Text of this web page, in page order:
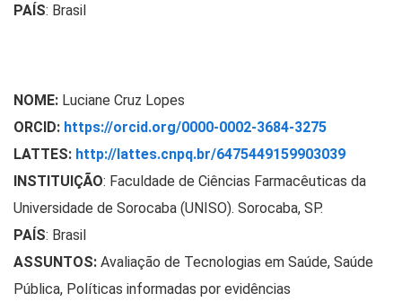
PAÍS: Brasil
NOME: Luciane Cruz Lopes
ORCID: https://orcid.org/0000-0002-3684-3275
LATTES: http://lattes.cnpq.br/6475449159903039
INSTITUIÇÃO: Faculdade de Ciências Farmacêuticas da
Universidade de Sorocaba (UNISO). Sorocaba, SP.
PAÍS: Brasil
ASSUNTOS: Avaliação de Tecnologias em Saúde, Saúde
Pública, Políticas informadas por evidências